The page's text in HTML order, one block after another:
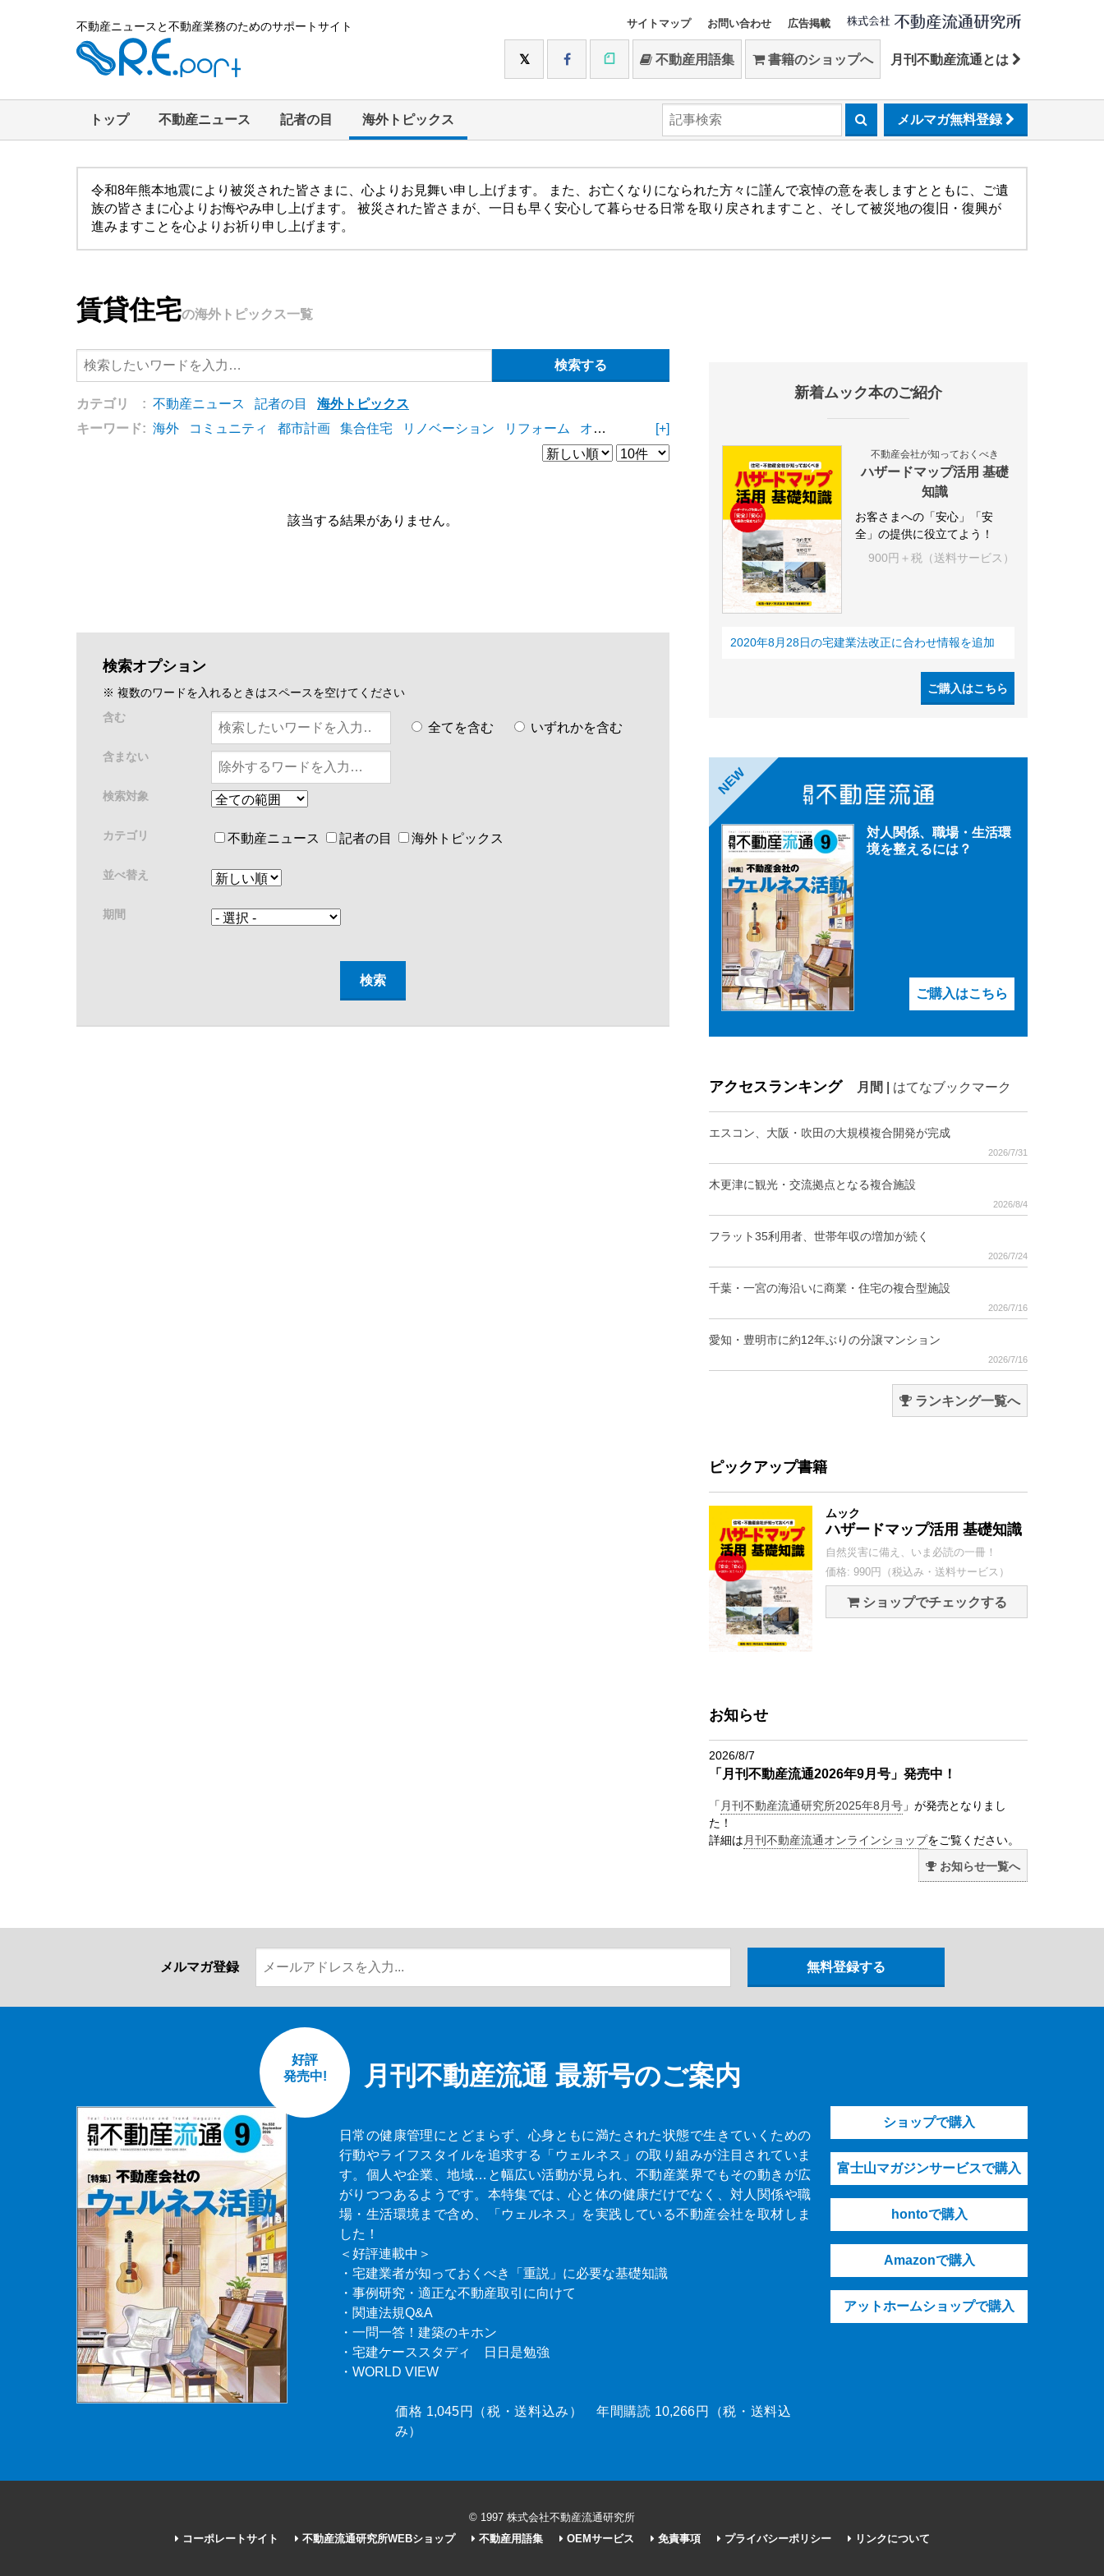
不動産ニュースと不動産業務のためのサポートサイト サイトマップ お問い合わせ 広告掲載
不動産用語集 書籍のショップへ 月刊不動産流通とは
トップ 不動産ニュース 記者の目 海外トピックス メルマガ無料登録
令和8年熊本地震により被災された皆さまに、心よりお見舞い申し上げます。 また、お亡くなりになられた方々に謹んで哀悼の意を表しますとともに、ご遺
族の皆さまに心よりお悔やみ申し上げます。 被災された皆さまが、一日も早く安心して暮らせる日常を取り戻されますこと、そして被災地の復旧・復興が
進みますことを心よりお祈り申し上げます。
賃貸住宅の海外トピックス一覧
カテゴリ : 不動産ニュース 記者の目
海外トピックス
キーワード: 海外 コミュニティ 都市計画 集合住宅 リノベーション リフォーム オープンスペース [+]
該当する結果がありません。
検索オプション
※ 複数のワードを入れるときはスペースを空けてください
含む
全てを含む いずれかを含む
含まない
検索対象
カテゴリ 不動産ニュース 記者の目 海外トピックス
並べ替え
期間
新着ムック本のご紹介
不動産会社が知っておくべき
ハザードマップ活用 基礎
知識
お客さまへの「安心」「安
全」の提供に役立てよう！
900円＋税（送料サービス）
2020年8月28日の宅建業法改正に合わせ情報を追加
ご購入はこちら
NEW
対人関係、職場・生活環
境を整えるには？
ご購入はこちら
アクセスランキング 月間 はてなブックマーク
エスコン、大阪・吹田の大規模複合開発が完成
2026/7/31
木更津に観光・交流拠点となる複合施設
2026/8/4
フラット35利用者、世帯年収の増加が続く
2026/7/24
千葉・一宮の海沿いに商業・住宅の複合型施設
2026/7/16
愛知・豊明市に約12年ぶりの分譲マンション
2026/7/16
ランキング一覧へ
ピックアップ書籍
ムック
ハザードマップ活用 基礎知識
自然災害に備え、いま必読の一冊！
価格: 990円（税込み・送料サービス）
ショップでチェックする
お知らせ
2026/8/7
「月刊不動産流通2026年9月号」発売中！
「 月刊不動産流通研究所2025年8月号 」が発売となりまし
た！
詳細は 月刊不動産流通オンラインショップをご覧ください。
お知らせ一覧へ
メルマガ登録
月刊不動産流通 最新号のご案内
好評
発売中!
日常の健康管理にとどまらず、心身ともに満たされた状態で生きていくための
行動やライフスタイルを追求する「ウェルネス」の取り組みが注目されていま
す。個人や企業、地域…と幅広い活動が見られ、不動産業界でもその動きが広
がりつつあるようです。本特集では、心と体の健康だけでなく、対人関係や職
場・生活環境まで含め、「ウェルネス」を実践している不動産会社を取材しま
した！
＜好評連載中＞
・宅建業者が知っておくべき「重説」に必要な基礎知識
・事例研究・適正な不動産取引に向けて
・関連法規Q&A
・一問一答！建築のキホン
・宅建ケーススタディ 日日是勉強
・WORLD VIEW
価格 1,045円（税・送料込み） 年間購読 10,266円（税・送料込
み）
ショップで購入
富士山マガジンサービスで購入
hontoで購入
Amazonで購入
アットホームショップで購入
© 1997 株式会社不動産流通研究所
コーポレートサイト
不動産流通研究所WEBショップ 不動産用語集 OEMサービス 免責事項 プライバシーポリシー リンクについて